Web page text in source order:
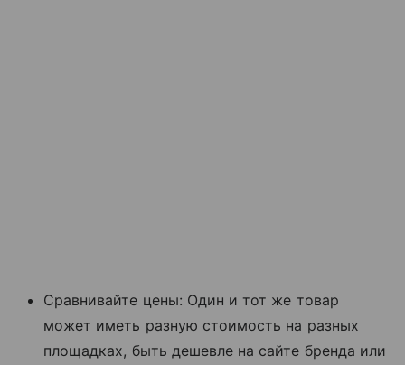
Сравнивайте цены: Один и тот же товар
может иметь разную стоимость на разных
площадках, быть дешевле на сайте бренда или